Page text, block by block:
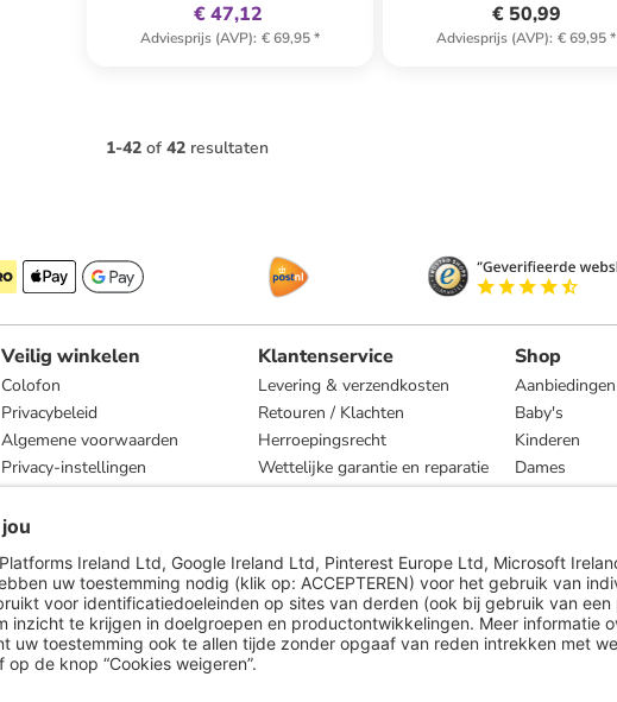
€ 47,12
Adviesprijs (AVP): € 69,95*
€ 50,99
Adviesprijs (AVP): € 69,95*
1-42 of 42 resultaten
Veilig winkelen
Colofon
Privacybeleid
Algemene voorwaarden
Privacy-instellingen
Compliance
Klantenservice
Levering & verzendkosten
Retouren / Klachten
Herroepingsrecht
Wettelijke garantie en reparatie
Shop
Aanbiedingen
Baby's
Kinderen
Dames
Heren